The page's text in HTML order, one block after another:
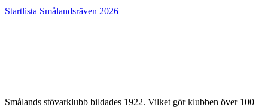
Startlista Smålandsräven 2026
Smålands stövarklubb bildades 1922. Vilket gör klubben över 100